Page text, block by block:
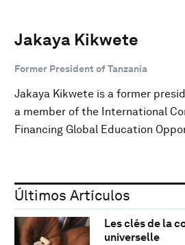
Jakaya Kikwete
Former President of Tanzania
Jakaya Kikwete is a former
a member of the International
Financing Global Education
Últimos Artículos
Les clés de la
universelle